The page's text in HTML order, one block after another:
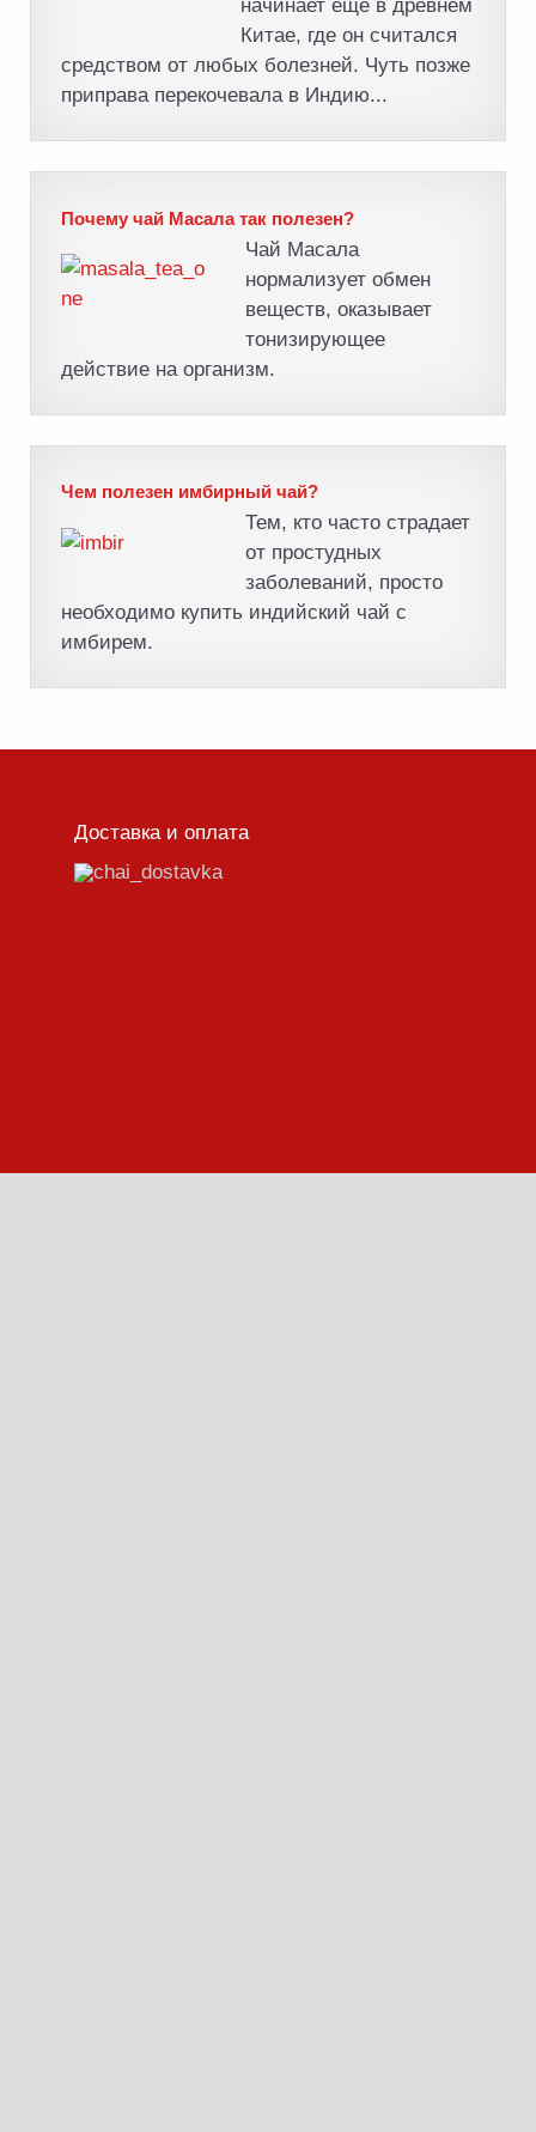
начинает еще в древнем
Китае, где он считался
средством от любых болезней. Чуть позже
приправа перекочевала в Индию...
Почему чай Масала так полезен?
Чай Масала
нормализует обмен
веществ, оказывает
тонизирующее
действие на организм.
Чем полезен имбирный чай?
Тем, кто часто страдает
от простудных
заболеваний, просто
необходимо купить индийский чай с
имбирем.
Доставка и оплата